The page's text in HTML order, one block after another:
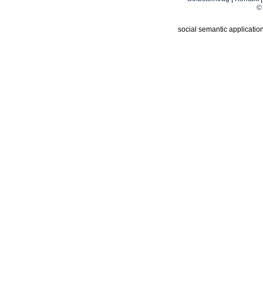
©
social semantic